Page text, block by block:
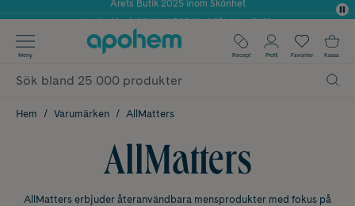
Använd kod: SOMMAR20 för 20% över 649kr
✓ Fri frakt
✓ Poäng på alla köp*
Meny Recept Profil Favoriter Kassa
Hem Varumärken AllMatters
AllMatters
AllMatters erbjuder återanvändbara mensprodukter med fokus på